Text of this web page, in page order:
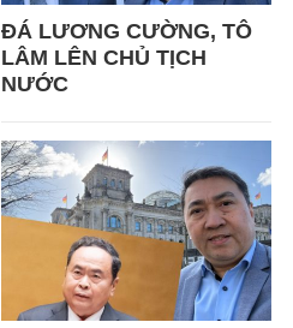
ĐÁ LƯƠNG CƯỜNG, TÔ
LÂM LÊN CHỦ TỊCH
NƯỚC